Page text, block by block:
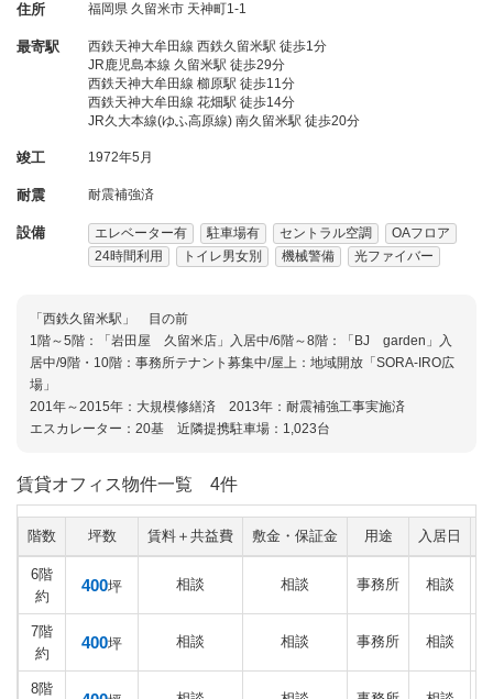
住所 福岡県 久留米市 天神町1-1
最寄駅
西鉄天神大牟田線 西鉄久留米駅 徒歩1分
JR鹿児島本線 久留米駅 徒歩29分
西鉄天神大牟田線 櫛原駅 徒歩11分
西鉄天神大牟田線 花畑駅 徒歩14分
JR久大本線(ゆふ高原線) 南久留米駅 徒歩20分
竣工 1972年5月
耐震 耐震補強済
設備 エレベーター有 駐車場有 セントラル空調
OAフロア
24時間利用
トイレ男女別 機械警備 光ファイバー
「西鉄久留米駅」 目の前
1階～5階：「岩田屋 久留米店」入居中/6階～8階：「BJ garden」入
居中/9階・10階：事務所テナント募集中/屋上：地域開放「SORA-IRO広
場」
201年～2015年：大規模修繕済 2013年：耐震補強工事実施済
エスカレーター：20基 近隣提携駐車場：1,023台
賃貸オフィス物件一覧 4件
階数 坪数 賃料＋共益費 敷金・保証金 用途 入居日
6階
約
400坪 相談 相談 事務所 相談
7階
約
400坪 相談 相談 事務所 相談
8階